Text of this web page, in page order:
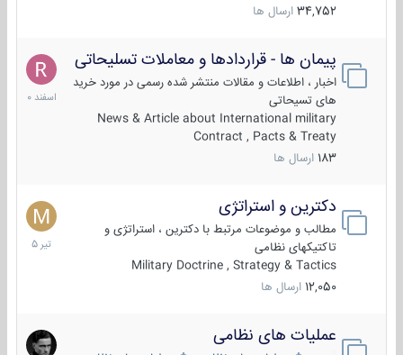
34,752 ارسال ها
پیمان ها - قراردادها و معاملات تسلیحاتی
اخبار ، اطلاعات و مقالات منتشر شده رسمی در مورد خرید
های تسیحاتی
News & Article about International military
Contract , Pacts & Treaty
183 ارسال ها
7
اسفند
1400
دکترین و استراتژی
مطالب و موضوعات مرتبط با دکترین ، استراتژی و
تاکتیکهای نظامی
Military Doctrine , Strategy & Tactics
12,050 ارسال ها
27
تیر
1405
عملیات های نظامی
5